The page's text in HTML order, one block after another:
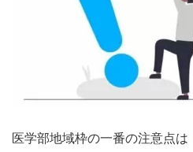
医学部地域枠の一番の注意点は